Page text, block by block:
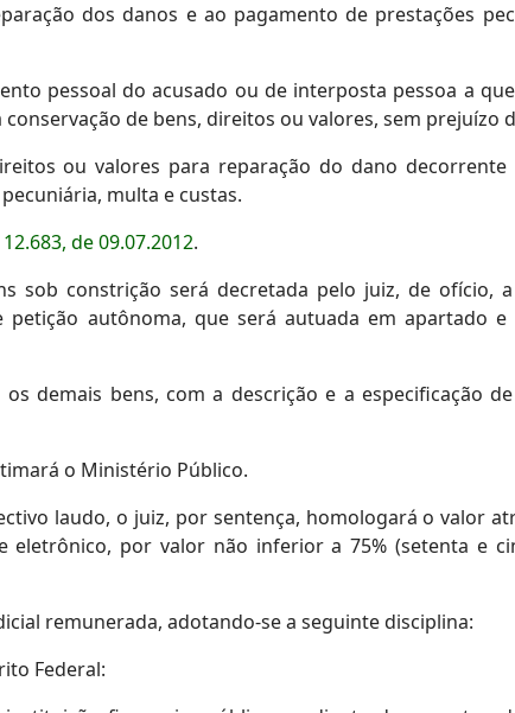
dos danos e ao pagamento de prestações
pessoal do acusado ou de interposta pessoa a
de bens, direitos ou valores, sem prejuízo
ou valores para reparação do dano
multa e custas.
12.683, de 09.07.2012.
sob constrição será decretada pelo juiz, de ofício,
autônoma, que será autuada em apartado
demais bens, com a descrição e a especificação
o Ministério Público.
laudo, o juiz, por sentença, homologará o valor
por valor não inferior a 75% (setenta e
remunerada, adotando-se a seguinte disciplina:
Federal: